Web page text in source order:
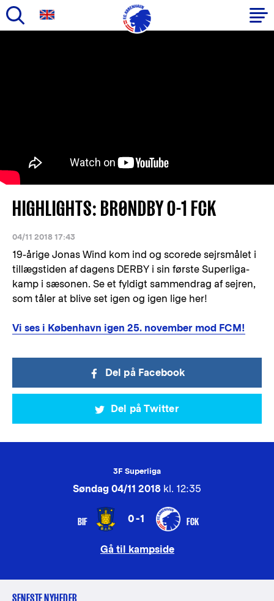
HIGHLIGHTS: BRØNDBY 0-1 FCK
04/11 2018 17:43
19-årige Jonas Wind kom ind og scorede sejrsmålet i
tillægstiden af dagens DERBY i sin første Superliga-
kamp i sæsonen. Se et fyldigt sammendrag af sejren,
som tåler at blive set igen og igen lige her!
Vi ses i København igen 25. november mod FCM!
Del på Facebook
Del på Twitter
3F Superliga
Søndag 04/11 2018 kl. 12:35
BIF 0-1 FCK
Gå til kampside
SENESTE NYHEDER